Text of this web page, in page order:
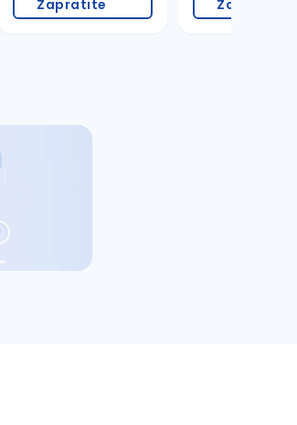
Zapratite Zapratite